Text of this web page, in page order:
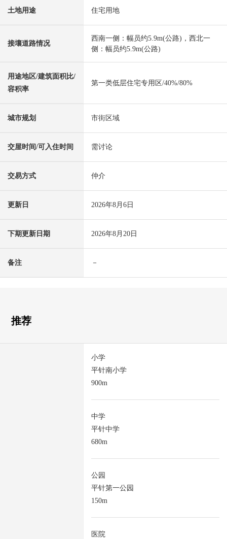
土地用途 住宅用地
接壤道路情况
西南一侧：幅员约5.9m(公路)，西北一
侧：幅员约5.9m(公路)
用途地区/建筑面积比/
容积率
第一类低层住宅专用区/40%/80%
城市规划 市街区域
交屋时间/可入住时间 需讨论
交易方式 仲介
更新日 2026年8月6日
下期更新日期 2026年8月20日
备注 －
推荐
小学
平针南小学
900m
中学
平针中学
680m
公园
平针第一公园
150m
医院